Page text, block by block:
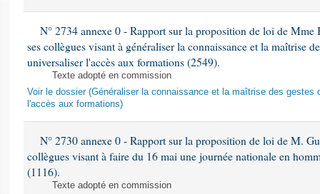
N° 2734 annexe 0 - Rapport sur la proposition de loi de Mme
ses collègues visant à généraliser la connaissance et la maîtrise
universaliser l'accès aux formations (2549).
Texte adopté en commission
Voir le dossier (Généraliser la connaissance et la maîtrise des gestes
l'accès aux formations)
N° 2730 annexe 0 - Rapport sur la proposition de loi de M.
collègues visant à faire du 16 mai une journée nationale en
(1116).
Texte adopté en commission